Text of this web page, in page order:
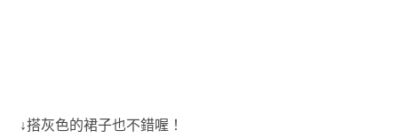
↓搭灰色的裙子也不錯喔！